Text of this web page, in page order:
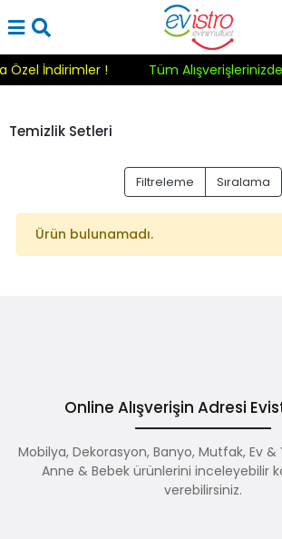
Özel İndirimler ! Tüm
Temizlik Setleri
Filtreleme Sıralama
Ürün bulunamadı.
Online Alışverişin Adresi
Mobilya, Dekorasyon, Banyo, Mutfak, Ev &
Anne & Bebek ürünlerini inceleyebilir
verebilirsiniz.